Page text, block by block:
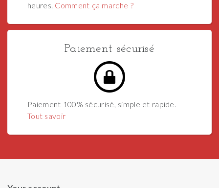
heures. Comment ça marche ?
Paiement sécurisé
Paiement 100% sécurisé, simple et rapide.
Tout savoir